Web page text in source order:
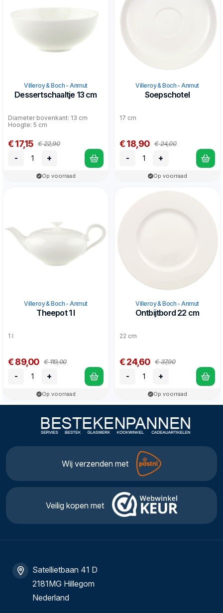
Villeroy & Boch - Anmut
Dessertschaaltje 13 cm
Diameter bovenkant: 13 cm
Hoogte: 5 cm
€ 17,15 € 22,90
- +
Op voorraad
Villeroy & Boch - Anmut
Soepschotel
17 cm
€ 18,90 € 24,00
- +
Op voorraad
Villeroy & Boch - Anmut
Theepot 1 l
1 l
€ 89,00 € 119,00
- +
Op voorraad
Villeroy & Boch - Anmut
Ontbijtbord 22 cm
22 cm
€ 24,60 € 37,90
- +
Op voorraad
Wij verzenden met
Veilig kopen met
Satellietbaan 41 D
2181MG Hillegom
Nederland